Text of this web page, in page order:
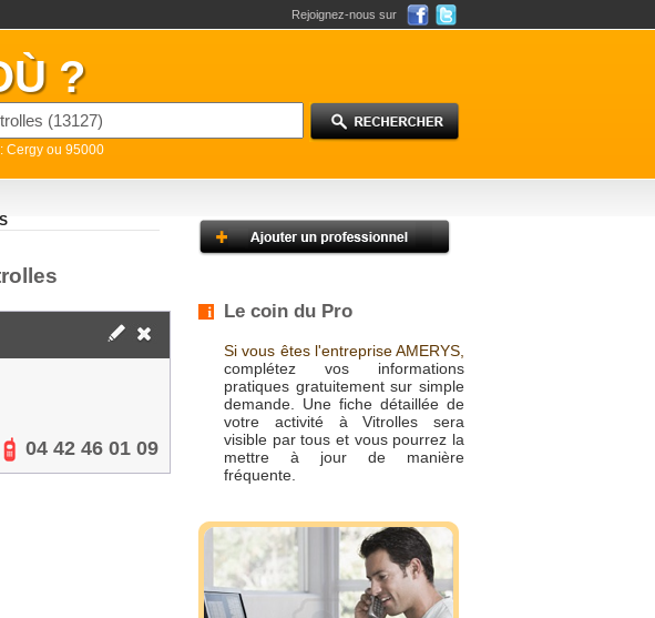
Rejoignez-nous sur
?
Cergy ou 95000
04 42 46 01 09
Le coin du Pro
Si vous êtes l'entreprise AMERYS,
complétez vos informations
pratiques gratuitement sur simple
demande. Une fiche détaillée de
votre activité à Vitrolles sera
visible par tous et vous pourrez la
mettre à jour de manière
fréquente.